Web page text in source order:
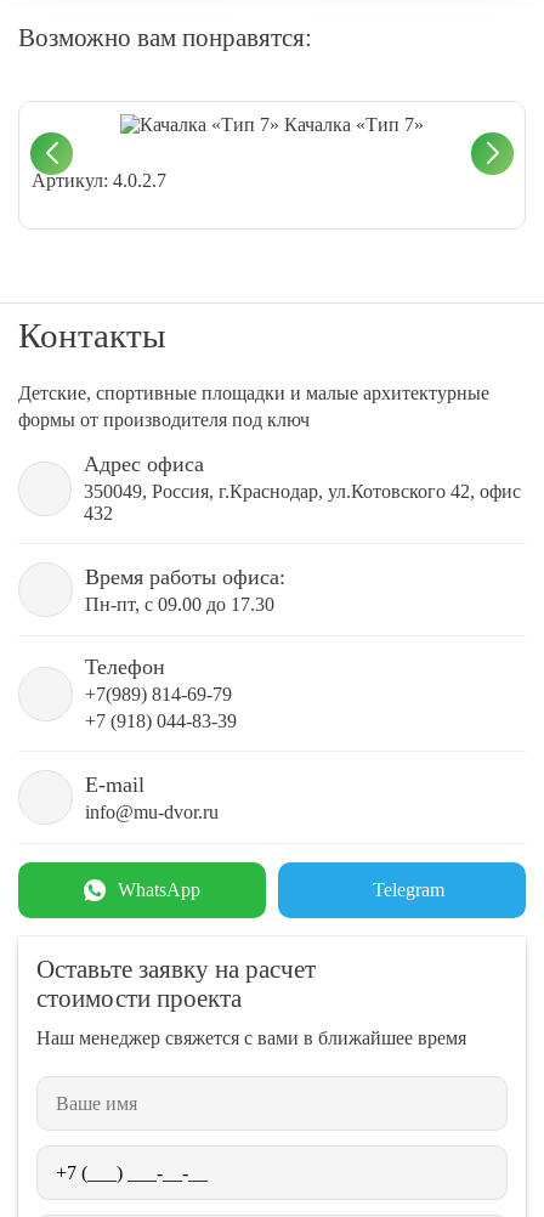
Возможно вам понравятся:
Качалка «Тип 7»
Артикул: 4.0.2.7
Контакты
Детские, спортивные площадки и малые архитектурные
формы от производителя под ключ
Адрес офиса
350049, Россия, г.Краснодар, ул.Котовского 42, офис
432
Время работы офиса:
Пн-пт, с 09.00 до 17.30
Телефон
+7(989) 814-69-79
+7 (918) 044-83-39
E-mail
info@mu-dvor.ru
WhatsApp Telegram
Оставьте заявку на расчет
стоимости проекта
Наш менеджер свяжется с вами в ближайшее время